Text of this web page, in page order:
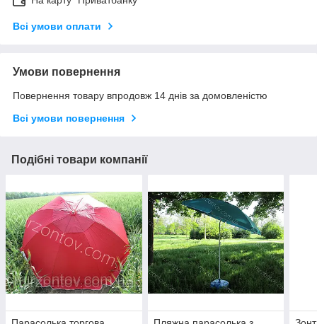
Всі умови оплати
Умови повернення
Повернення товару впродовж 14 днів за домовленістю
Всі умови повернення
Подібні товари компанії